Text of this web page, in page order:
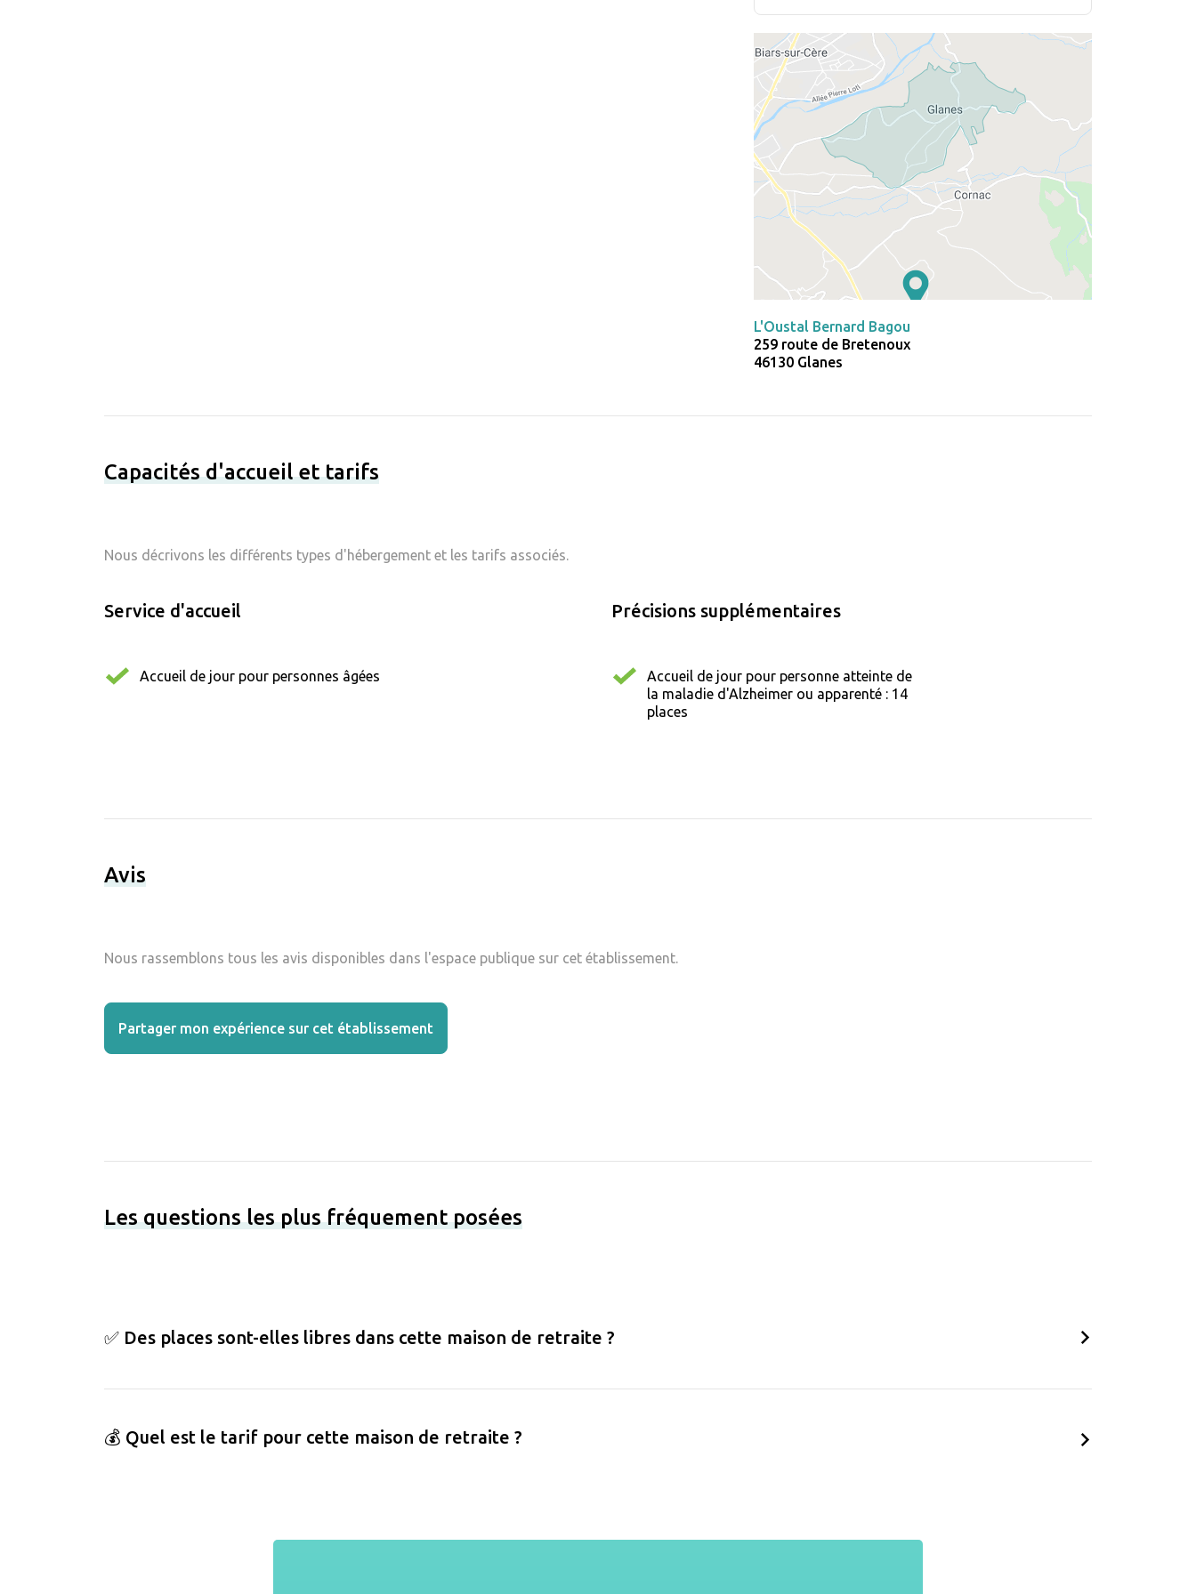
L'Oustal Bernard Bagou
259 route de Bretenoux
46130 Glanes
Capacités d'accueil et tarifs
Nous décrivons les différents types d'hébergement et les tarifs associés.
Service d'accueil
Accueil de jour pour personnes âgées
Précisions supplémentaires
Accueil de jour pour personne atteinte de
la maladie d'Alzheimer ou apparenté : 14
places
Avis
Nous rassemblons tous les avis disponibles dans l'espace publique sur cet établissement.
Partager mon expérience sur cet établissement
Les questions les plus fréquement posées
✅ Des places sont-elles libres dans cette maison de retraite ?
💰 Quel est le tarif pour cette maison de retraite ?